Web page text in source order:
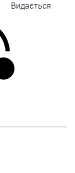
Видається